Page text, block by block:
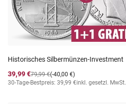
Historisches Silbermünzen-Investment
39,99 €
(-40,00 €)
79,99 €
30-Tage-Bestpreis: 39,99 €inkl. gesetzl. MwSt.